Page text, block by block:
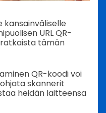
kansainväliselle
URL QR-
tämän
QR-koodi voi
skannerit
heidän laitteensa